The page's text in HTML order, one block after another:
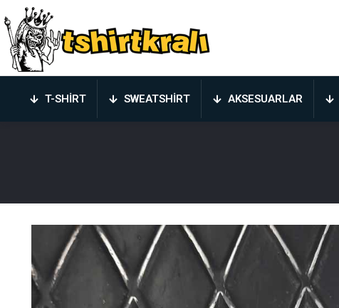
T-SHIRT SWEATSHIRT AKSESUARLAR